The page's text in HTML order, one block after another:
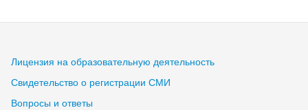
Лицензия на образовательную деятельность
Свидетельство о регистрации СМИ
Вопросы и ответы